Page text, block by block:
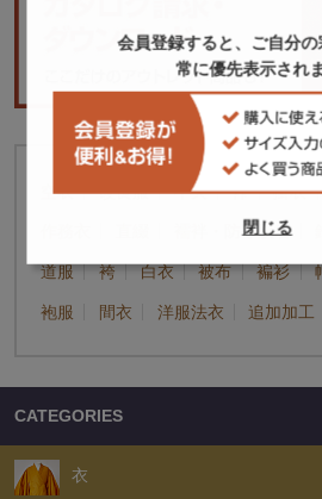
「衣」に属するカ
空衣 改良服 半天 裃 掛衣
襦袢・防寒肌着
道服 袴 白衣 被布 褊衫
袍服 間衣 洋服法衣 追加加工
CATEGORIES
衣
会員登録すると、ご自分
常に優先表示されま
閉じる